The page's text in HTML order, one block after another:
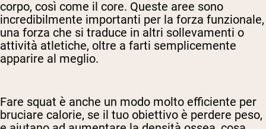
corpo, così come il core. Queste aree sono
incredibilmente importanti per la forza funzionale,
una forza che si traduce in altri sollevamenti o
attività atletiche, oltre a farti semplicemente
apparire al meglio.
Fare squat è anche un modo molto efficiente per
bruciare calorie, se il tuo obiettivo è perdere peso,